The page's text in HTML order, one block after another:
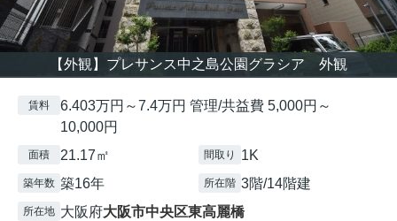
【外観】プレサンス中之島公園グラシア 外観
賃料
6.403万円～7.4万円 管理/共益費 5,000円～
10,000円
面積 21.17㎡ 間取り 1K
築年数 築16年 所在階 3階/14階建
所在地 大阪府大阪市中央区東高麗橋